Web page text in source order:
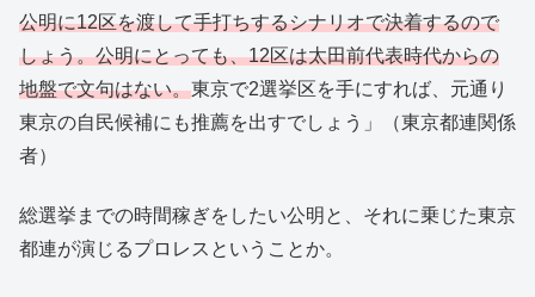
公明に12区を渡して手打ちするシナリオで決着するので
しょう。公明にとっても、12区は太田前代表時代からの
地盤で文句はない。東京で2選挙区を手にすれば、元通り
東京の自民候補にも推薦を出すでしょう」（東京都連関係
者）
総選挙までの時間稼ぎをしたい公明と、それに乗じた東京
都連が演じるプロレスということか。